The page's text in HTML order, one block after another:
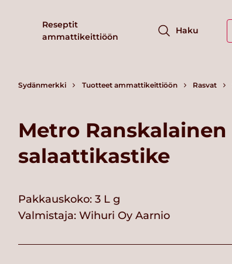
Reseptit
ammattikeittiöön
Haku
Sydänmerkki Tuotteet ammattikeittiöön Rasvat
Metro Ranskalainen
salaattikastike
Pakkauskoko: 3 L g
Valmistaja: Wihuri Oy Aarnio